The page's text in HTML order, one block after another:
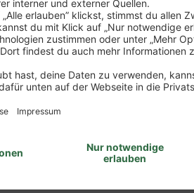
das LGBTIQ-Netzwerk
rund um Karriere
Aufgaben gemeinsam.
von Geschlecht/geschlechtlicher
Alter sowie sexueller Orientierung